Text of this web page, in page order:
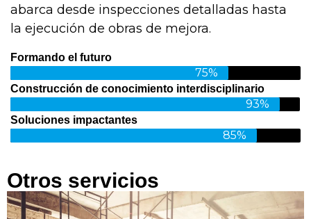
abarca desde inspecciones detalladas hasta
la ejecución de obras de mejora.
Formando el futuro
75%
Construcción de conocimiento interdisciplinario
93%
Soluciones impactantes
85%
Otros servicios